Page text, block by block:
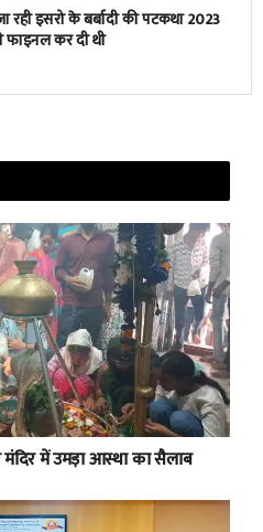
रही इसरो के बर्बादी की पटकथा 2023
फाइनल कर दी थी
में उमड़ा आस्था का सैलाब